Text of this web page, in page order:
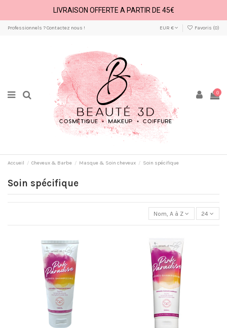
LIVRAISON OFFERTE A PARTIR DE 45€
Professionnels ? Contactez nous ! EUR € Favoris (0)
0
Accueil Cheveux & Barbe Masque & Soin cheveux Soin spécifique
Soin spécifique
Nom, A à Z 24